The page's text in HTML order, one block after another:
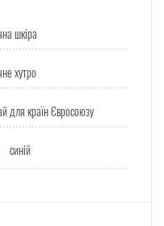
шкіра
хутро
для країн Євросоюзу
синій